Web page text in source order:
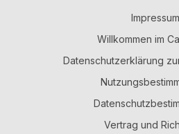
Impressum
Willkommen im
Datenschutzerklärung
Vertrag und